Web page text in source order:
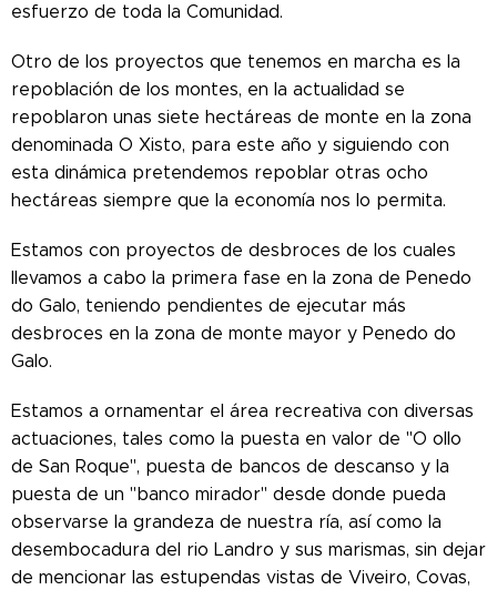
esfuerzo de toda la Comunidad.
Otro de los proyectos que tenemos en marcha es la
repoblación de los montes, en la actualidad se
repoblaron unas siete hectáreas de monte en la zona
denominada O Xisto, para este año y siguiendo con
esta dinámica pretendemos repoblar otras ocho
hectáreas siempre que la economía nos lo permita.
Estamos con proyectos de desbroces de los cuales
llevamos a cabo la primera fase en la zona de Penedo
do Galo, teniendo pendientes de ejecutar más
desbroces en la zona de monte mayor y Penedo do
Galo.
Estamos a ornamentar el área recreativa con diversas
actuaciones, tales como la puesta en valor de "O ollo
de San Roque", puesta de bancos de descanso y la
puesta de un "banco mirador" desde donde pueda
observarse la grandeza de nuestra ría, así como la
desembocadura del rio Landro y sus marismas, sin dejar
de mencionar las estupendas vistas de Viveiro, Covas,